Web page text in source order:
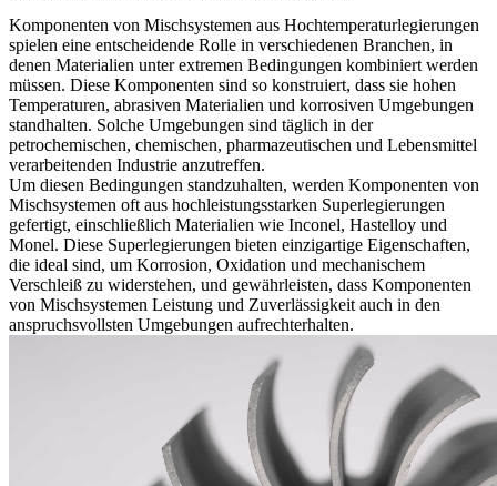
Komponenten von Mischsystemen aus Hochtemperaturlegierungen
spielen eine entscheidende Rolle in verschiedenen Branchen, in
denen Materialien unter extremen Bedingungen kombiniert werden
müssen. Diese Komponenten sind so konstruiert, dass sie hohen
Temperaturen, abrasiven Materialien und korrosiven Umgebungen
standhalten. Solche Umgebungen sind täglich in der
petrochemischen, chemischen, pharmazeutischen und Lebensmittel
verarbeitenden Industrie anzutreffen.
Um diesen Bedingungen standzuhalten, werden Komponenten von
Mischsystemen oft aus hochleistungsstarken Superlegierungen
gefertigt, einschließlich Materialien wie Inconel, Hastelloy und
Monel. Diese Superlegierungen bieten einzigartige Eigenschaften,
die ideal sind, um Korrosion, Oxidation und mechanischem
Verschleiß zu widerstehen, und gewährleisten, dass Komponenten
von Mischsystemen Leistung und Zuverlässigkeit auch in den
anspruchsvollsten Umgebungen aufrechterhalten.